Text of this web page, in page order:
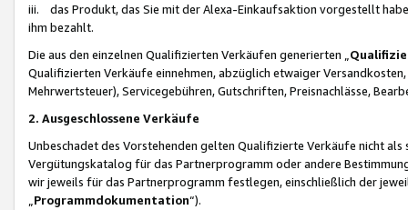
iii. das Produkt, das Sie mit der Alexa-Einkaufsaktion vorgestellt
ihm bezahlt.
Die aus den einzelnen Qualifizierten Verkäufen generierten „
Qualifizierten Verkäufe einnehmen, abzüglich etwaiger
Mehrwertsteuer), Servicegebühren, Gutschriften, Preisnachlässe,
2. Ausgeschlossene Verkäufe
Unbeschadet des Vorstehenden gelten Qualifizierte Verkäufe nicht
Vergütungskatalog für das Partnerprogramm oder andere
wir jeweils für das Partnerprogramm festlegen, einschließlich der
Programmdokumentation“).